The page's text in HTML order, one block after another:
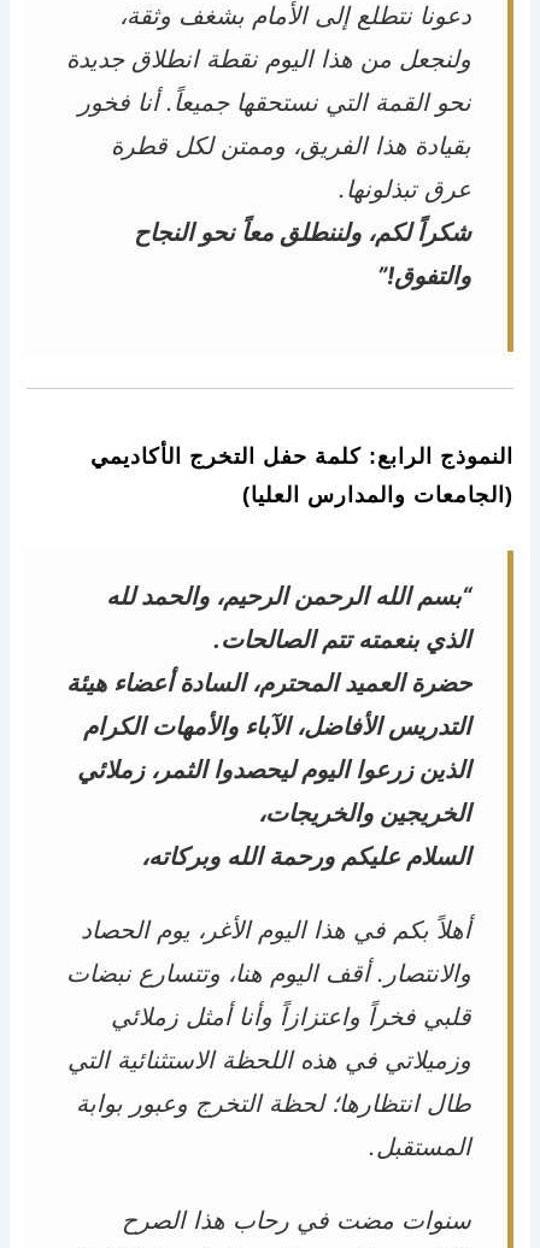
دعونا نتطلع إلى الأمام بشغف وثقة،
ولنجعل من هذا اليوم نقطة انطلاق جديدة
نحو القمة التي نستحقها جميعاً. أنا فخور
بقيادة هذا الفريق، وممتن لكل قطرة
عرق تبذلونها.
شكراً لكم، ولننطلق معاً نحو النجاح
والتفوق!”
النموذج الرابع: كلمة حفل التخرج الأكاديمي
(الجامعات والمدارس العليا)
“بسم الله الرحمن الرحيم، والحمد لله
الذي بنعمته تتم الصالحات.
حضرة العميد المحترم، السادة أعضاء هيئة
التدريس الأفاضل، الآباء والأمهات الكرام
الذين زرعوا اليوم ليحصدوا الثمر، زملائي
الخريجين والخريجات،
السلام عليكم ورحمة الله وبركاته،
أهلاً بكم في هذا اليوم الأغر، يوم الحصاد
والانتصار. أقف اليوم هنا، وتتسارع نبضات
قلبي فخراً واعتزازاً وأنا أمثل زملائي
وزميلاتي في هذه اللحظة الاستثنائية التي
طال انتظارها؛ لحظة التخرج وعبور بوابة
المستقبل.
سنوات مضت في رحاب هذا الصرح